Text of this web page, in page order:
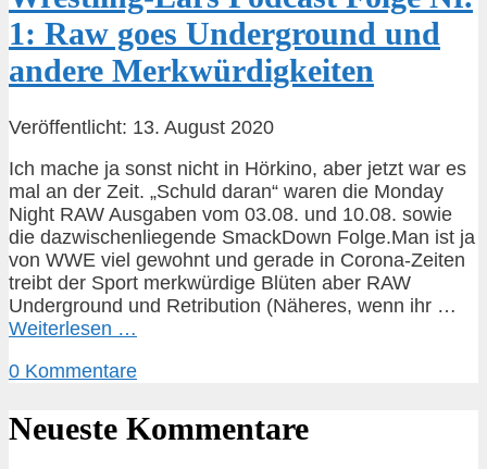
1: Raw goes Underground und
andere Merkwürdigkeiten
Veröffentlicht: 13. August 2020
Ich mache ja sonst nicht in Hörkino, aber jetzt war es
mal an der Zeit. „Schuld daran“ waren die Monday
Night RAW Ausgaben vom 03.08. und 10.08. sowie
die dazwischenliegende SmackDown Folge.Man ist ja
von WWE viel gewohnt und gerade in Corona-Zeiten
treibt der Sport merkwürdige Blüten aber RAW
Underground und Retribution (Näheres, wenn ihr …
Weiterlesen …
0 Kommentare
Neueste Kommentare